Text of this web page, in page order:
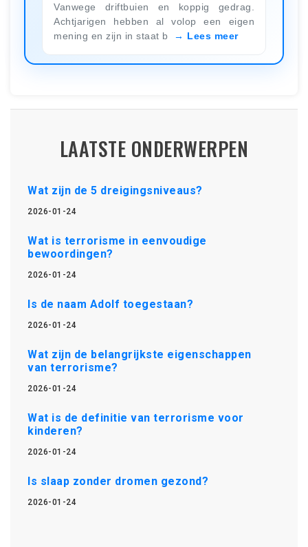
Vanwege driftbuien en koppig gedrag.
Achtjarigen hebben al volop een eigen
mening en zijn in staat b
Lees meer
LAATSTE ONDERWERPEN
Wat zijn de 5 dreigingsniveaus?
2026-01-24
Wat is terrorisme in eenvoudige
bewoordingen?
2026-01-24
Is de naam Adolf toegestaan?
2026-01-24
Wat zijn de belangrijkste eigenschappen
van terrorisme?
2026-01-24
Wat is de definitie van terrorisme voor
kinderen?
2026-01-24
Is slaap zonder dromen gezond?
2026-01-24